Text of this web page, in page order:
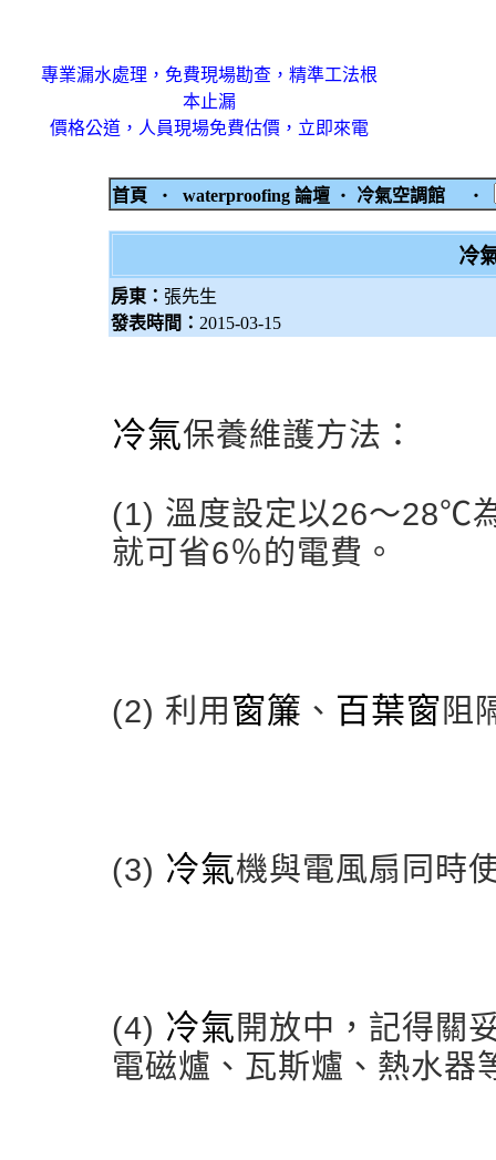
專業漏水處理，免費現場勘查，精準工法根
本止漏
價格公道，人員現場免費估價，立即來電
首頁 ‧ waterproofing 論壇 ‧ 冷氣空調館 ‧
冷
房東： 張先生
發表時間： 2015-03-15
冷氣保養維護方法：
(1) 溫度設定以26～28℃
就可省6％的電費。
(2) 利用 窗簾 、 百葉窗 阻
(3) 冷氣機與電風扇同時
(4) 冷氣開放中，記得關
電磁爐、瓦斯爐、熱水器